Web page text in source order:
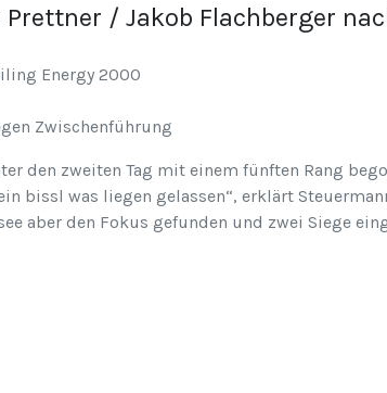
/ Jakob Flachberger
Zwischenführung
den zweiten Tag mit einem fünften Rang
bissl was liegen gelassen“, erklärt
aber den Fokus gefunden und zwei Siege